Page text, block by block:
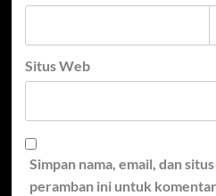
Situs Web
Simpan nama, email, dan
peramban ini untuk